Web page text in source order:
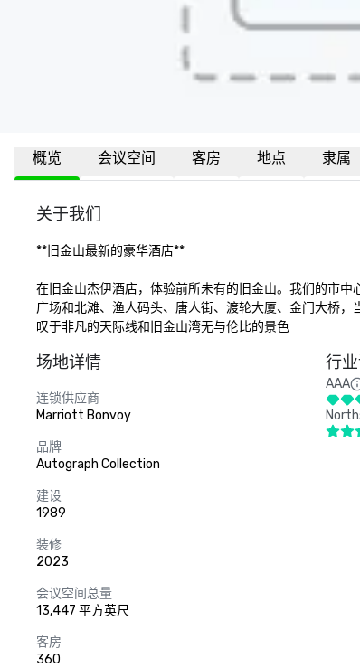
概览 会议空间 客房 地点 隶属
关于我们
**旧金山最新的豪华酒店**
在旧金山杰伊酒店，体验前所未有的旧金山。我们的市
广场和北滩、渔人码头、唐人街、渡轮大厦、金门大桥
叹于非凡的天际线和旧金山湾无与伦比的景色
场地详情
连锁供应商
Marriott Bonvoy
品牌
Autograph Collection
建设
1989
装修
2023
会议空间总量
13,447 平方英尺
客房
360
行
AAA